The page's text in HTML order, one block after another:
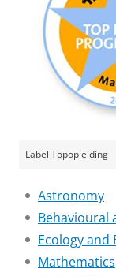
Label Topopleiding
Astronomy
Behavioural
Ecology and
Mathematics